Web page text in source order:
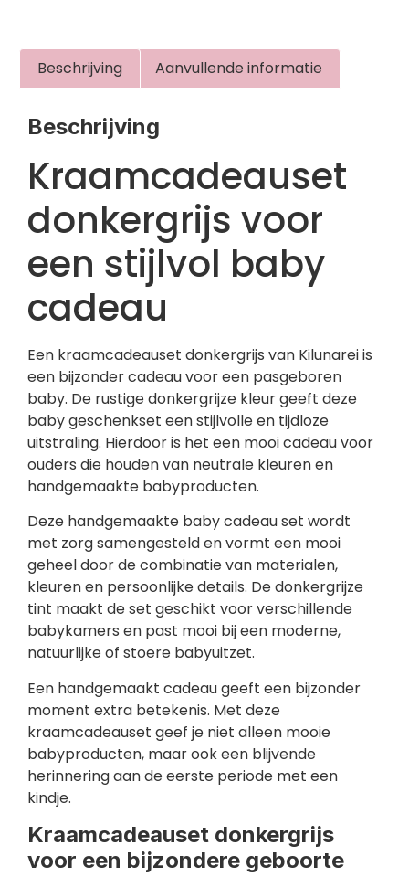
Beschrijving Aanvullende informatie
Beschrijving
Kraamcadeauset
donkergrijs voor
een stijlvol baby
cadeau
Een kraamcadeauset donkergrijs van Kilunarei is
een bijzonder cadeau voor een pasgeboren
baby. De rustige donkergrijze kleur geeft deze
baby geschenkset een stijlvolle en tijdloze
uitstraling. Hierdoor is het een mooi cadeau voor
ouders die houden van neutrale kleuren en
handgemaakte babyproducten.
Deze handgemaakte baby cadeau set wordt
met zorg samengesteld en vormt een mooi
geheel door de combinatie van materialen,
kleuren en persoonlijke details. De donkergrijze
tint maakt de set geschikt voor verschillende
babykamers en past mooi bij een moderne,
natuurlijke of stoere babyuitzet.
Een handgemaakt cadeau geeft een bijzonder
moment extra betekenis. Met deze
kraamcadeauset geef je niet alleen mooie
babyproducten, maar ook een blijvende
herinnering aan de eerste periode met een
kindje.
Kraamcadeauset donkergrijs
voor een bijzondere geboorte